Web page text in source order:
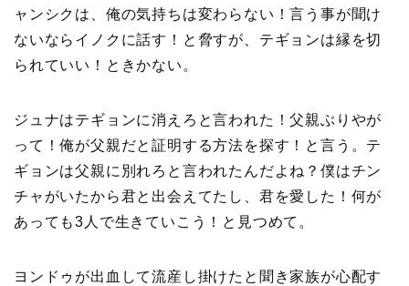
ャンシクは、俺の気持ちは変わらない！言う事が聞け
ないならイノクに話す！と脅すが、テギョンは縁を切
られていい！ときかない。
ジュナはテギョンに消えろと言われた！父親ぶりやが
って！俺が父親だと証明する方法を探す！と言う。テ
ギョンは父親に別れろと言われたんだよね？僕はチン
チャがいたから君と出会えてたし、君を愛した！何が
あっても3人で生きていこう！と見つめて。
ヨンドゥが出血して流産し掛けたと聞き家族が心配す